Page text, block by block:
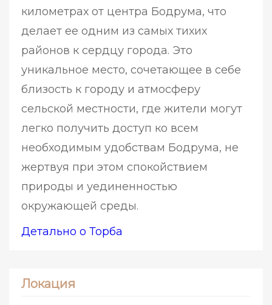
километрах от центра Бодрума, что
делает ее одним из самых тихих
районов к сердцу города. Это
уникальное место, сочетающее в себе
близость к городу и атмосферу
сельской местности, где жители могут
легко получить доступ ко всем
необходимым удобствам Бодрума, не
жертвуя при этом спокойствием
природы и уединенностью
окружающей среды.
Детально о Торба
Локация